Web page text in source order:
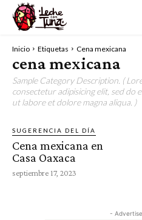
Inicio Etiquetas Cena mexicana
cena mexicana
Sample Category Description. (
consectetur adipisicing elit, sed do
ut labore et dolore magna aliqua. )
SUGERENCIA DEL DÍA
Cena mexicana en
Casa Oaxaca
septiembre 17, 2023
-